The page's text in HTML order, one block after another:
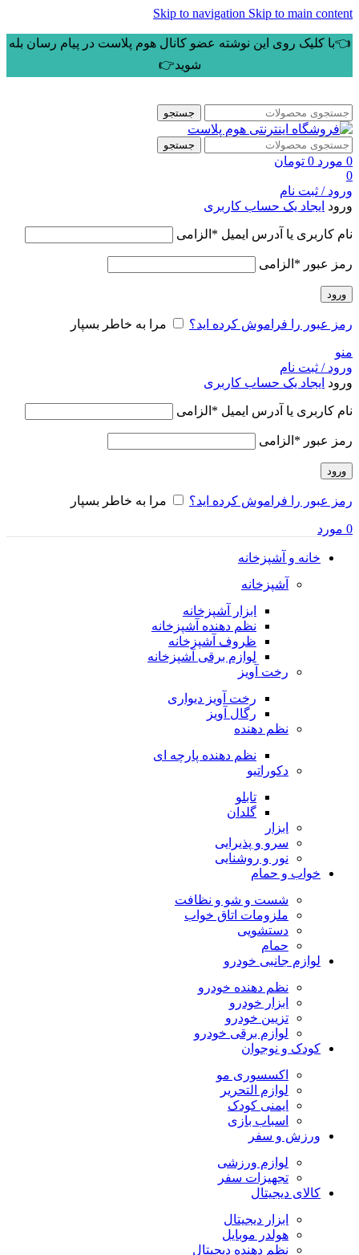
Skip to navigation Skip to main content
👈با کلیک روی این نوشته عضو کانال هوم پلاست در پیام رسان بله
شوید👉
جستجو
جستجو
0 مورد 0 تومان
0
ورود / ثبت نام
ورود ایجاد یک حساب کاربری
نام کاربری یا آدرس ایمیل * الزامی
رمز عبور * الزامی
ورود
رمز عبور را فراموش کرده اید؟ مرا به خاطر بسپار
منو
ورود / ثبت نام
ورود ایجاد یک حساب کاربری
نام کاربری یا آدرس ایمیل * الزامی
رمز عبور * الزامی
ورود
رمز عبور را فراموش کرده اید؟ مرا به خاطر بسپار
0 مورد
خانه و آشپزخانه
آشپزخانه
ابزار آشپزخانه
نظم دهنده آشپزخانه
ظروف آشپزخانه
لوازم برقی آشپزخانه
رخت آویز
رخت آویز دیواری
رگال آویز
نظم دهنده
نظم دهنده پارچه ای
دکوراتیو
تابلو
گلدان
ابزار
سرو و پذیرایی
نور و روشنایی
خواب و حمام
شست و شو و نظافت
ملزومات اتاق خواب
دستشویی
حمام
لوازم جانبی خودرو
نظم دهنده خودرو
ابزار خودرو
تزیین خودرو
لوازم برقی خودرو
کودک و نوجوان
اکسسوری مو
لوازم التحریر
ایمنی کودک
اسباب بازی
ورزش و سفر
لوازم ورزشی
تجهیزات سفر
کالای دیجیتال
ابزار دیجیتال
هولدر موبایل
نظم دهنده دیجیتال